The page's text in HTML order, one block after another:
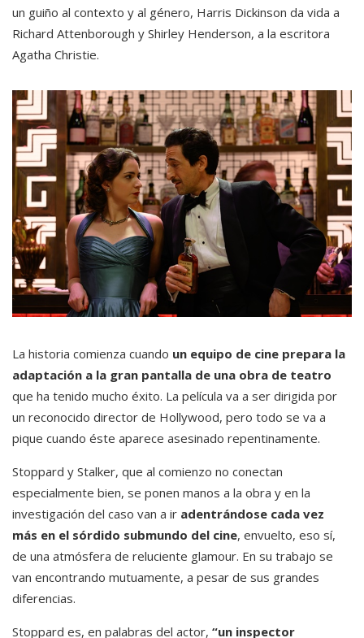
un guiño al contexto y al género, Harris Dickinson da vida a
Richard Attenborough y Shirley Henderson, a la escritora
Agatha Christie.
La historia comienza cuando un equipo de cine prepara la
adaptación a la gran pantalla de una obra de teatro
que ha tenido mucho éxito. La película va a ser dirigida por
un reconocido director de Hollywood, pero todo se va a
pique cuando éste aparece asesinado repentinamente.
Stoppard y Stalker, que al comienzo no conectan
especialmente bien, se ponen manos a la obra y en la
investigación del caso van a ir adentrándose cada vez
más en el sórdido submundo del cine, envuelto, eso sí,
de una atmósfera de reluciente glamour. En su trabajo se
van encontrando mutuamente, a pesar de sus grandes
diferencias.
Stoppard es, en palabras del actor, “un inspector